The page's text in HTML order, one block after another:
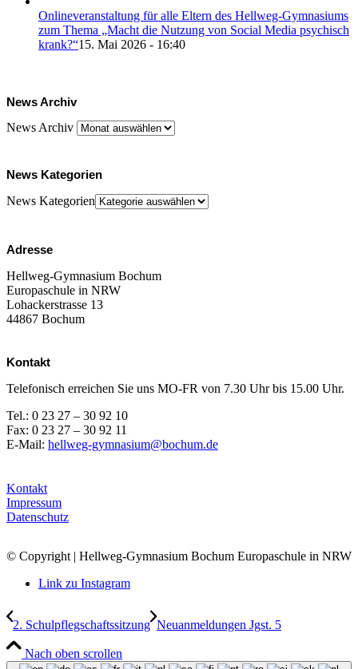
Onlineveranstaltung für alle Eltern des Hellweg-Gymnasiums
zum Thema „Macht die Nutzung von Social Media psychisch
krank?“15. Mai 2026 - 16:40
News Archiv
News Archiv
News Kategorien
News Kategorien
Adresse
Hellweg-Gymnasium Bochum
Europaschule in NRW
Lohackerstrasse 13
44867 Bochum
Kontakt
Telefonisch erreichen Sie uns MO-FR von 7.30 Uhr bis 15.00 Uhr.
Tel.: 0 23 27 – 30 92 10
Fax: 0 23 27 – 30 92 11
E-Mail: hellweg-gymnasium@bochum.de
Kontakt
Impressum
Datenschutz
© Copyright | Hellweg-Gymnasium Bochum Europaschule in NRW
Link zu Instagram
2. Schulpflegschaftssitzung Neuanmeldungen Jgst. 5
Nach oben scrollen